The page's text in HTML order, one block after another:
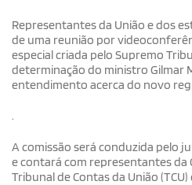
Representantes da União e dos
de uma reunião por
especial criada pelo Supremo
determinação do ministro Gilmar
entendimento acerca do novo
.
A comissão será conduzida pelo
e contará com representantes da
Tribunal de Contas da União